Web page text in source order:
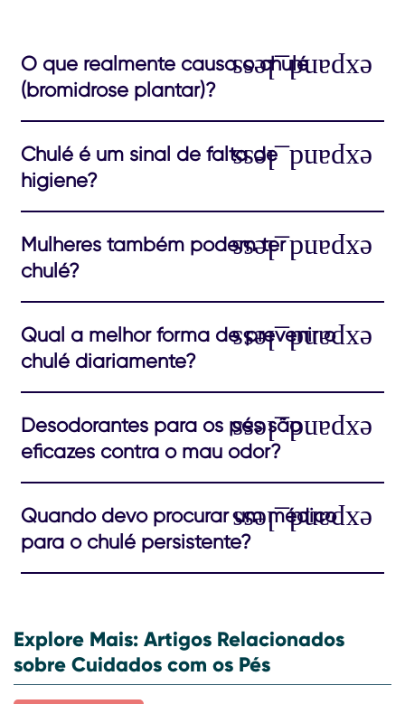
O que realmente causa o chulé
(bromidrose plantar)?
Chulé é um sinal de falta de
higiene?
Mulheres também podem ter
chulé?
Qual a melhor forma de prevenir o
chulé diariamente?
Desodorantes para os pés são
eficazes contra o mau odor?
Quando devo procurar um médico
para o chulé persistente?
Explore Mais: Artigos Relacionados
sobre Cuidados com os Pés